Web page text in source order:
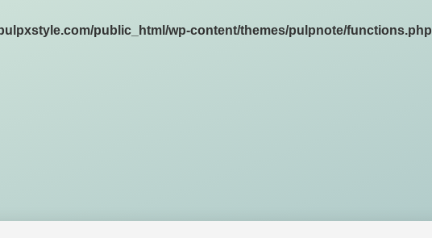
public_html/wp-content/themes/pulpnote/functions.php